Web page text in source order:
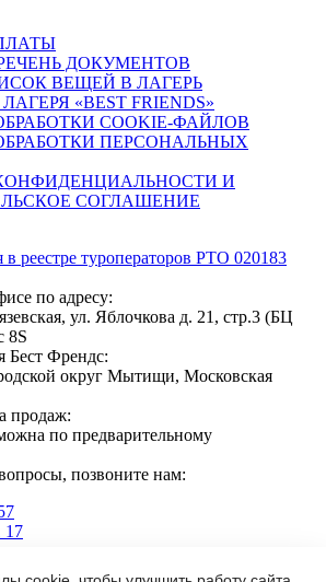
ДОКУМЕНТОВ
ВЕЩЕЙ В ЛАГЕРЬ
«BEST FRIENDS»
COOKIE-ФАЙЛОВ
ПЕРСОНАЛЬНЫХ
И
СОГЛАШЕНИЕ
реестре туроператоров РТО 020183
по адресу:
ул. Яблочкова д. 21, стр.3 (БЦ
8S
Бест Френдс:
округ Мытищи, Московская
продаж:
по предварительному
позвоните нам:
17